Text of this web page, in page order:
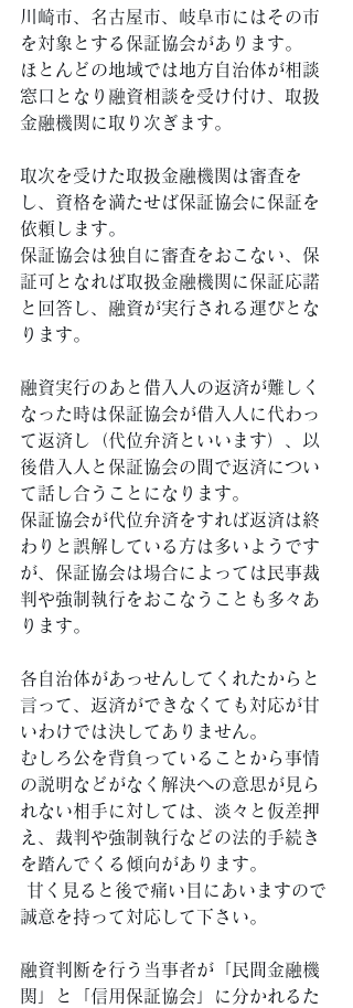
川崎市、名古屋市、岐阜市にはその市
を対象とする保証協会があります。
ほとんどの地域では地方自治体が相談
窓口となり融資相談を受け付け、取扱
金融機関に取り次ぎます。
取次を受けた取扱金融機関は審査を
し、資格を満たせば保証協会に保証を
依頼します。
保証協会は独自に審査をおこない、保
証可となれば取扱金融機関に保証応諾
と回答し、融資が実行される運びとな
ります。
融資実行のあと借入人の返済が難しく
なった時は保証協会が借入人に代わっ
て返済し（代位弁済といいます）、以
後借入人と保証協会の間で返済につい
て話し合うことになります。
保証協会が代位弁済をすれば返済は終
わりと誤解している方は多いようです
が、保証協会は場合によっては民事裁
判や強制執行をおこなうことも多々あ
ります。
各自治体があっせんしてくれたからと
言って、返済ができなくても対応が甘
いわけでは決してありません。
むしろ公を背負っていることから事情
の説明などがなく解決への意思が見ら
れない相手に対しては、淡々と仮差押
え、裁判や強制執行などの法的手続き
を踏んでくる傾向があります。
誠意を持って対応して下さい。
融資判断を行う当事者が「民間金融機
関」と「信用保証協会」に分かれるた